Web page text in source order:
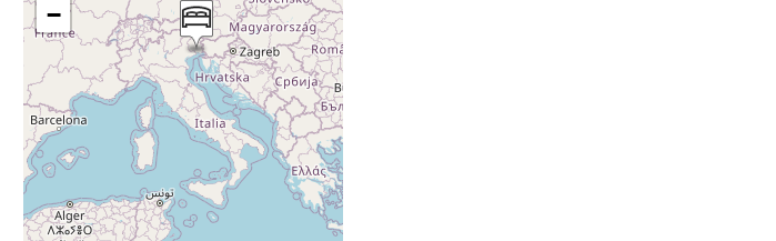
7 100 Kč rezervovat
7 100 Kč rezervovat
7 100 Kč rezervovat
7 100 Kč rezervovat
−